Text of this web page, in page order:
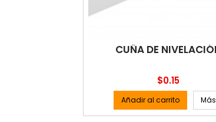
CUÑA DE
Precio
$0.15
Añadir al carrito Más